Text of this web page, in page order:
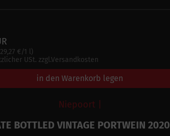
€/1 l)
USt. zzgl.Versandkosten
in den Warenkorb legen
Niepoort |
BOTTLED VINTAGE PORTWEIN 2020